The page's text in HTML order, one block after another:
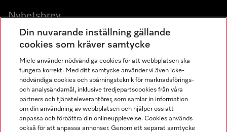
Nyhetsbrev
Gå med i vår gemenskap
Miele på LinkedIn
Miele på Facebook
Miele på Instagram
Miele på Youtube
Din nuvarande inställning gällande
cookies som kräver samtycke
Miele använder nödvändiga cookies för att webbplatsen ska
fungera korrekt. Med ditt samtycke använder vi även icke-
nödvändiga cookies och spårningsteknik för marknadsförings-
och analysändamål, inklusive tredjepartscookies från våra
partners och tjänsteleverantörer, som samlar in information
om din användning av webbplatsen och hjälper oss att
anpassa och förbättra din onlineupplevelse. Cookies används
också för att anpassa annonser. Genom ett separat samtycke